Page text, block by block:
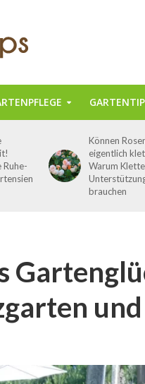
Ruhe-
Können
eigentlich
Warum
brauchen